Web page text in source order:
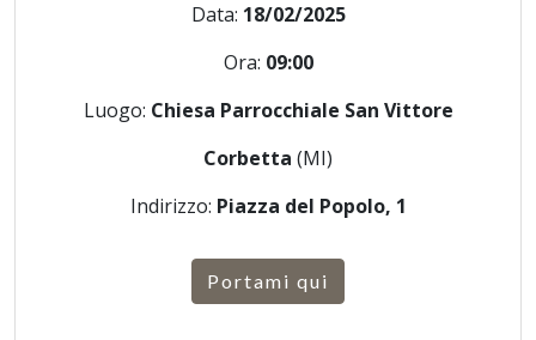
Data: 18/02/2025
Ora: 09:00
Luogo: Chiesa Parrocchiale San Vittore
Corbetta (MI)
Indirizzo: Piazza del Popolo, 1
Portami qui